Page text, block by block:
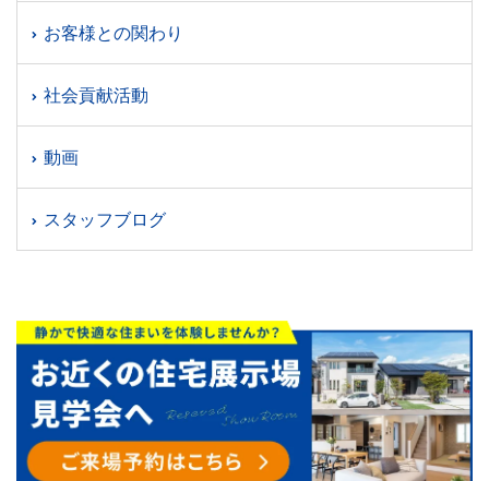
お客様との関わり
社会貢献活動
動画
スタッフブログ